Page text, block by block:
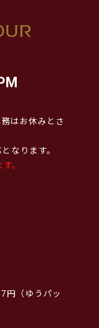
はお休みとさ
なります。
。
（ゆうパッ